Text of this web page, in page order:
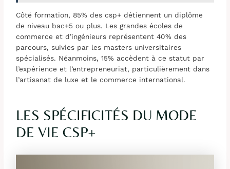
Côté formation, 85% des csp+ détiennent un diplôme
de niveau bac+5 ou plus. Les grandes écoles de
commerce et d’ingénieurs représentent 40% des
parcours, suivies par les masters universitaires
spécialisés. Néanmoins, 15% accèdent à ce statut par
l’expérience et l’entrepreneuriat, particulièrement dans
l’artisanat de luxe et le commerce international.
LES SPÉCIFICITÉS DU MODE
DE VIE CSP+